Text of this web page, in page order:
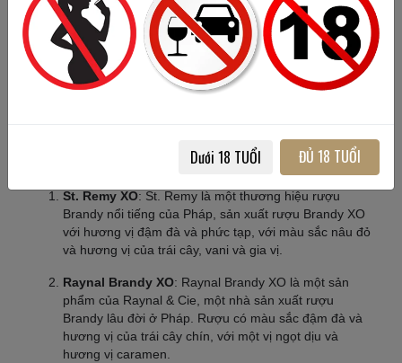
mận và hạnh nhân.
Để thưởng thức rượu Brandy XO một cách tốt nhất, người ta
thường khuyến khích người uống hít thở sâu vào hương
thơm của rượu trước khi uống, sau đó nhâm nhi từng ngụm
để cảm nhận được tất cả các hương vị và hương thơm phức
Dưới đây là một số thương hiệu rượu Brandy XO nổi
St. Remy XO: St. Remy là một thương hiệu rượu
Brandy nổi tiếng của Pháp, sản xuất rượu Brandy XO
với hương vị đậm đà và phức tạp, với màu sắc nâu đỏ
và hương vị của trái cây, vani và gia vị.
Raynal Brandy XO: Raynal Brandy XO là một sản
phẩm của Raynal & Cie, một nhà sản xuất rượu
Brandy lâu đời ở Pháp. Rượu có màu sắc đậm đà và
hương vị của trái cây chín, với một vị ngọt dịu và
hương vị caramen.
Dưới 18 TUỔI ĐỦ 18 TUỔI